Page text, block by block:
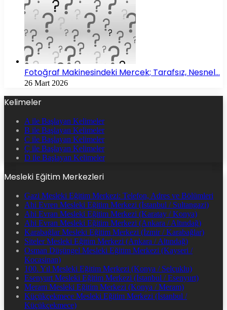
Fotoğraf Makinesindeki Mercek; Tarafsız, Nesnel…
26 Mart 2026
Kelimeler
A ile Başlayan Kelimeler
B ile Başlayan Kelimeler
C ile Başlayan Kelimeler
Ç ile Başlayan Kelimeler
D ile Başlayan Kelimeler
Mesleki Eğitim Merkezleri
Gazi Mesleki Eğitim Merkezi: Telefon, Adres ve Bölümleri
Ahi Evren Mesleki Eğitim Merkezi (İstanbul / Sultangazi)
Ahi Evran Mesleki Eğitim Merkezi (Karatay / Konya)
Ahi Evran Mesleki Eğitim Merkezi (Ankara / Altındağ)
Karabağlar Mesleki Eğitim Merkezi (İzmir / Karabağlar)
Siteler Mesleki Eğitim Merkezi (Ankara / Altındağ)
Osman Düşüngel Mesleki Eğitim Merkezi (Kayseri /
Kocasinan)
100. Yıl Mesleki Eğitim Merkezi (Konya / Selçuklu)
Esenyurt Mesleki Eğitim Merkezi (İstanbul / Esenyurt)
Meram Mesleki Eğitim Merkezi (Konya / Meram)
Küçükçekmece Mesleki Eğitim Merkezi (İstanbul /
Küçükçekmece)